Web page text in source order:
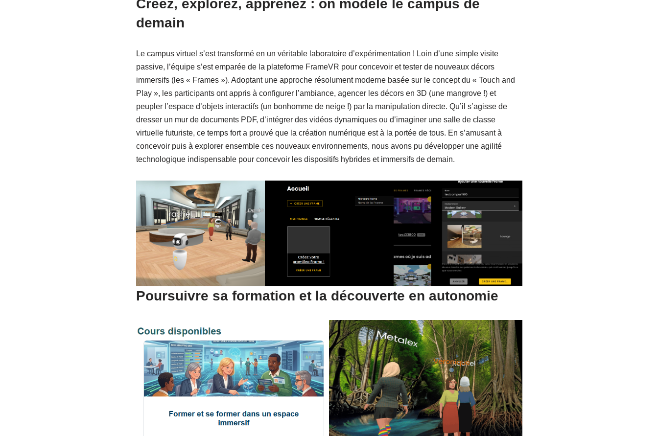
Créez, explorez, apprenez : on modèle le campus de
demain
Le campus virtuel s’est transformé en un véritable laboratoire d’expérimentation ! Loin d’une simple visite
passive, l’équipe s’est emparée de la plateforme FrameVR pour concevoir et tester de nouveaux décors
immersifs (les « Frames »). Adoptant une approche résolument moderne basée sur le concept du « Touch and
Play », les participants ont appris à configurer l’ambiance, agencer les décors en 3D (une mangrove !) et
peupler l’espace d’objets interactifs (un bonhomme de neige !) par la manipulation directe. Qu’il s’agisse de
dresser un mur de documents PDF, d’intégrer des vidéos dynamiques ou d’imaginer une salle de classe
virtuelle futuriste, ce temps fort a prouvé que la création numérique est à la portée de tous. En s’amusant à
concevoir puis à explorer ensemble ces nouveaux environnements, nous avons pu développer une agilité
technologique indispensable pour concevoir les dispositifs hybrides et immersifs de demain.
Poursuivre sa formation et la découverte en autonomie